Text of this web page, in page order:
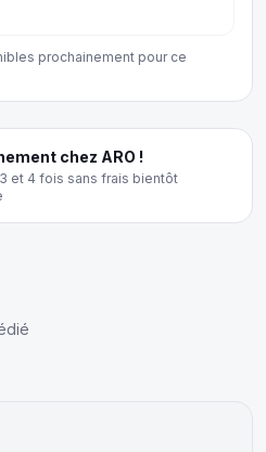
prochainement pour ce
chez ARO !
et 4 fois sans frais bientôt